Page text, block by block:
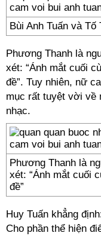
Bùi Anh Tuấn và
Phương Thanh là
xét: “Ánh mắt cuối
đề”. Tuy nhiên, nữ
mục rất tuyệt vời về
nhạc.
Phương Thanh là
xét: “Ánh mắt cuối
đề”
Huy Tuấn khẳng
Cho phần thể hiện